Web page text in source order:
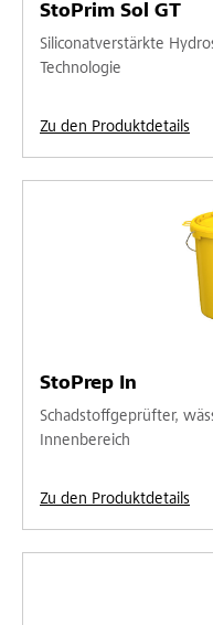
StoPrim Sol GT
Siliconatverstärkte
Technologie
Zu den Produktdetails
StoPrep In
Schadstoffgeprüfter,
Innenbereich
Zu den Produktdetails